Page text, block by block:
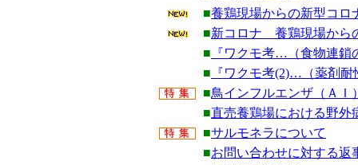
■養鶏現場からの新型コロ
■新コロナ 養鶏現場から
■ 『ワクモ考…（食物連鎖
■ 『ワクモ考(2)…（薬剤
■鳥インフルエンザ（ＡＩ
■直売養鶏場における野外
■サルモネラについて
■お問い合わせに対する返